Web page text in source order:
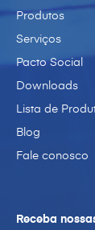
Produtos
Serviços
Pacto Social
Downloads
Lista de
Blog
Fale conosco
Receba